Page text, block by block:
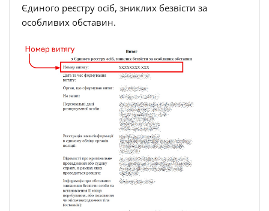
Єдиного реєстру осіб, зниклих безвісти за
особливих обставин.